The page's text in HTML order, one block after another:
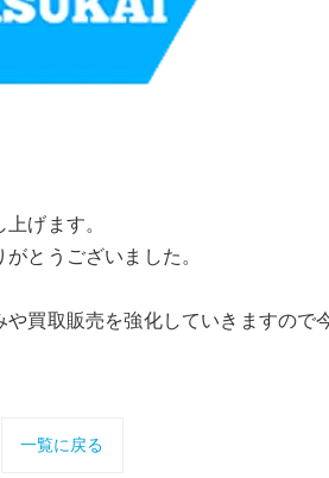
げます。
とうございました。
買取販売を強化していきますので
一覧に戻る